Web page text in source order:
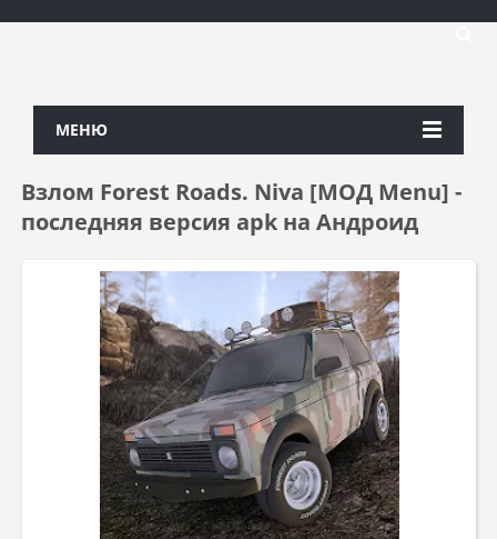
МЕНЮ
Взлом Forest Roads. Niva [МОД Menu] -
последняя версия apk на Андроид